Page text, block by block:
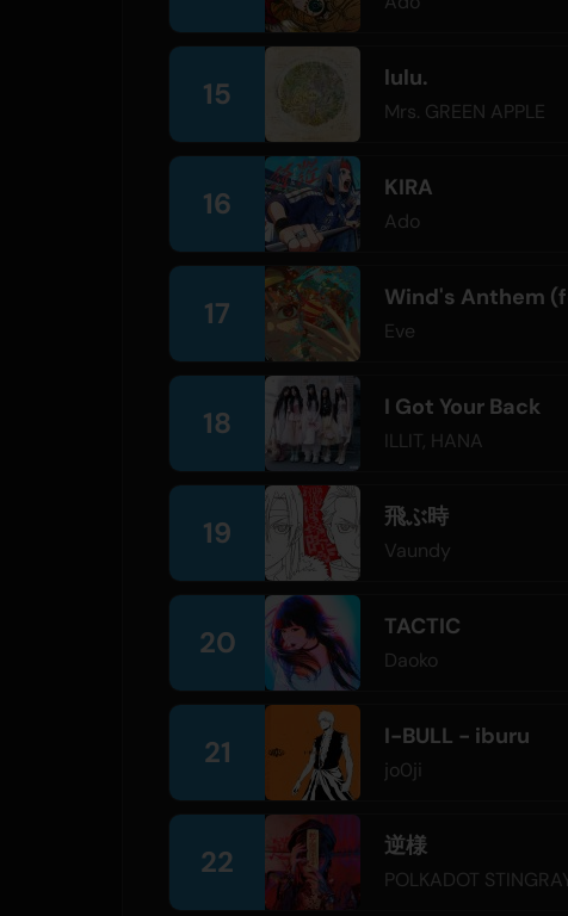
15 lulu.
Mrs. GREEN APPLE
16 KIRA
Ado
17 Wind's Anthem
Eve
18 I Got Your Back
ILLIT, HANA
19 飛ぶ時
Vaundy
20 TACTIC
Daoko
21 I-BULL - iburu
jo0ji
22 逆様
POLKADOT